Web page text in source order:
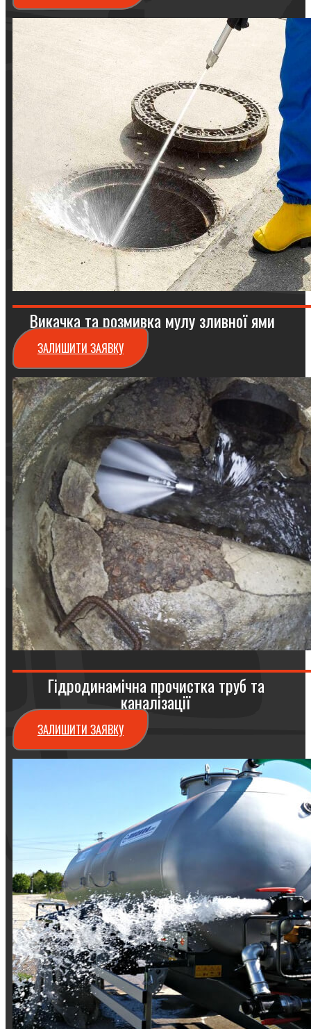
Викачка та розмивка мулу зливної ями
ЗАЛИШИТИ ЗАЯВКУ
Гідродинамічна прочистка труб та
каналізації
ЗАЛИШИТИ ЗАЯВКУ